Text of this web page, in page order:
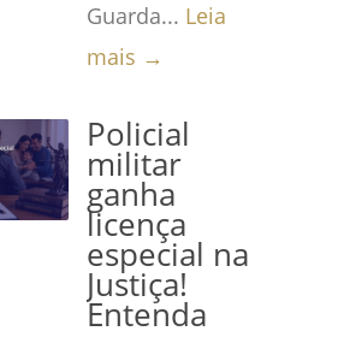
Guarda... Leia
mais →
Policial
militar
ganha
licença
especial na
Justiça!
Entenda